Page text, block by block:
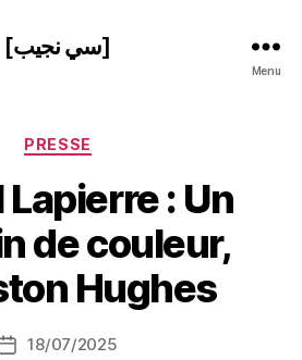
[سي نجيب]
Menu
Catégories
PRESSE
: Un
de couleur,
Hughes
Auteur
a
r
S
N
Date18/07/2025